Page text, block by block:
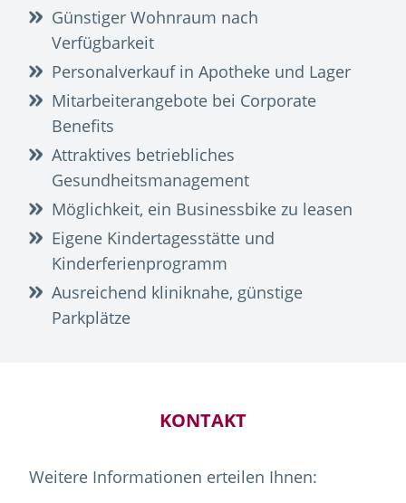
Günstiger Wohnraum nach
Verfügbarkeit
Personalverkauf in Apotheke und Lager
Mitarbeiterangebote bei Corporate
Benefits
Attraktives betriebliches
Gesundheitsmanagement
Möglichkeit, ein Businessbike zu leasen
Eigene Kindertagesstätte und
Kinderferienprogramm
Ausreichend kliniknahe, günstige
Parkplätze
KONTAKT
Weitere Informationen erteilen Ihnen: